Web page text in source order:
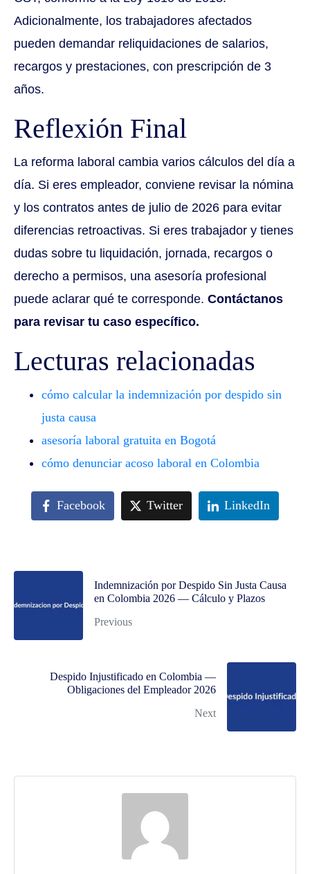
Adicionalmente, los trabajadores afectados
pueden demandar reliquidaciones de salarios,
recargos y prestaciones, con prescripción de 3
años.
Reflexión Final
La reforma laboral cambia varios cálculos del día a
día. Si eres empleador, conviene revisar la nómina
y los contratos antes de julio de 2026 para evitar
diferencias retroactivas. Si eres trabajador y tienes
dudas sobre tu liquidación, jornada, recargos o
derecho a permisos, una asesoría profesional
puede aclarar qué te corresponde. Contáctanos
para revisar tu caso específico.
Lecturas relacionadas
cómo calcular la indemnización por despido sin
justa causa
asesoría laboral gratuita en Bogotá
cómo denunciar acoso laboral en Colombia
Facebook Twitter LinkedIn
Indemnización por Despido Sin Justa Causa
en Colombia 2026 — Cálculo y Plazos
Previous
Despido Injustificado en Colombia —
Obligaciones del Empleador 2026
Next